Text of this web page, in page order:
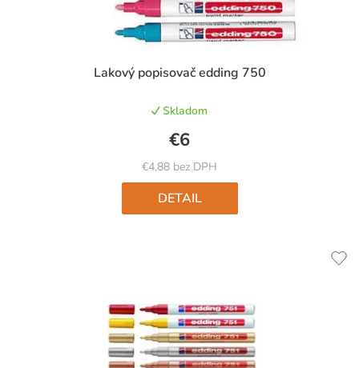
Lakový popisovač edding 750
hodnotenie
je
5,0
z
5
hviezdičiek.
Skladom
€4,88 bez DPH
€6
DETAIL